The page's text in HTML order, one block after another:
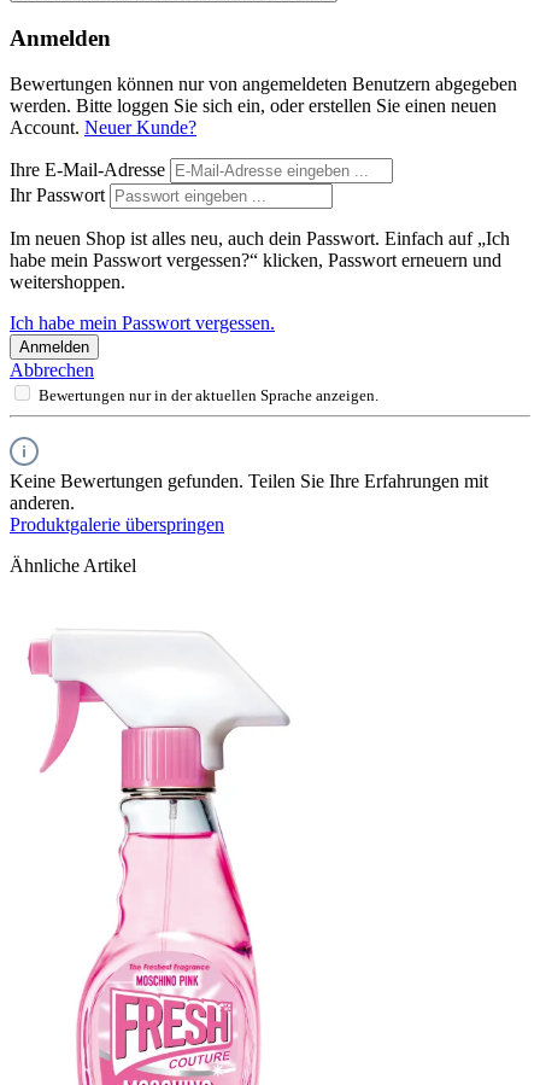
Anmelden
Bewertungen können nur von angemeldeten Benutzern abgegeben
werden. Bitte loggen Sie sich ein, oder erstellen Sie einen neuen
Account. Neuer Kunde?
Ihre E-Mail-Adresse
Ihr Passwort
Im neuen Shop ist alles neu, auch dein Passwort. Einfach auf „Ich
habe mein Passwort vergessen?“ klicken, Passwort erneuern und
weitershoppen.
Ich habe mein Passwort vergessen.
Anmelden
Abbrechen
Bewertungen nur in der aktuellen Sprache anzeigen.
Keine Bewertungen gefunden. Teilen Sie Ihre Erfahrungen mit
anderen.
Produktgalerie überspringen
Ähnliche Artikel